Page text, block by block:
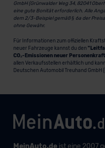
GmbH (Grünwalder Weg 34, 82041
eine gute Bonität erforderlich. Alle
dem 2/3-Beispiel gemäß § 6a der
ohne Gewähr.
Für Informationen zum offiziellen
neuer Fahrzeuge kannst du den
CO₂-Emissionen neuer
allen Verkaufsstellen erhältlich und
Deutschen Automobil Treuhand GmbH
MeinAuto.deist eine 2007